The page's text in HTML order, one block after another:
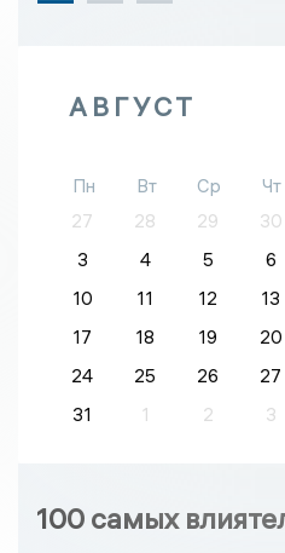
АВГУСТ
Пн Вт Ср Чт
27
28 29 30
3
4 5 6
10
11 12 13
17
18 19 20
24
25 26 27
31
1 2 3
100 самых